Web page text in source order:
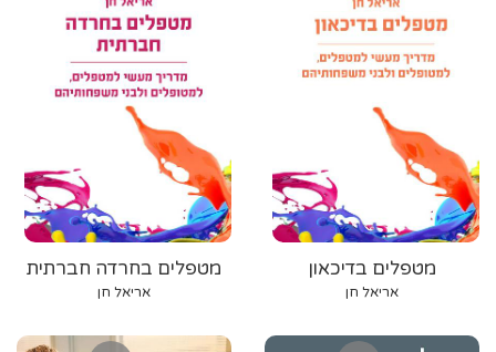
מטפלים בחרדה חברתית
אריאל חן
מטפלים בדיכאון
אריאל חן